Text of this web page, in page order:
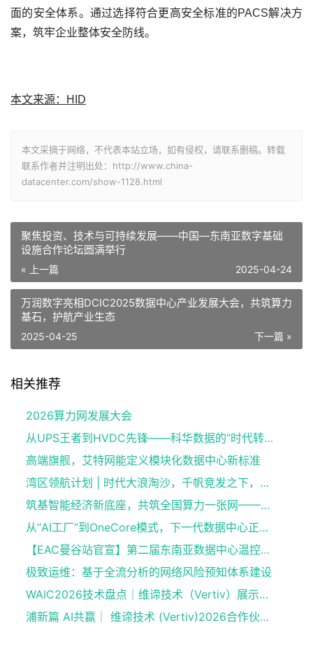
面的安全体系。通过选择符合更高安全标准的PACS解决方
案，筑牢企业整体安全防线。
本文来源： HID
本文采摘于网络，不代表本站立场，如有侵权，请联系删稿。转载
联系作者并注明出处：http://www.china-
datacenter.com/show-1128.html
聚焦投资、技术与可持续发展——中国—东南亚数字基础
设施合作论坛圆满举行
« 上一篇 2025-04-24
万润数字亮相DCIC2025数据中心产业发展大会，共筑算力
基石，护航产业生态
下一篇 »
2025-04-25
相关推荐
2026算力网发展大会
从UPS王者到HVDC先锋——科华数据的“时代转身”
高端旗舰，艾特网能定义模块化数据中心新标准
湾区领航计划 | 时代大浪淘沙，千帆竞发之下，谁执掌大湾区发展新航向？
筑基智能经济新底座，共筑全国算力一张网——2026算力网发展大会9月即将在京启幕
从“AI工厂”到OneCore模式，下一代数据中心正在被重构
【EAC曼谷站官宣】第二届东南亚数据中心温控与液冷技术峰会登陆泰国，11月掘金东南亚数据中心“热”机遇
极致运维：基于全流分析的网络风险预知体系建设
WAIC2026技术盘点｜维谛技术（Vertiv）展示了哪些AI基础设施创新产品？
浦新篇 AI共赢｜ 维谛技术 (Vertiv)2026合作伙伴大会共绘AI算力共赢新蓝图